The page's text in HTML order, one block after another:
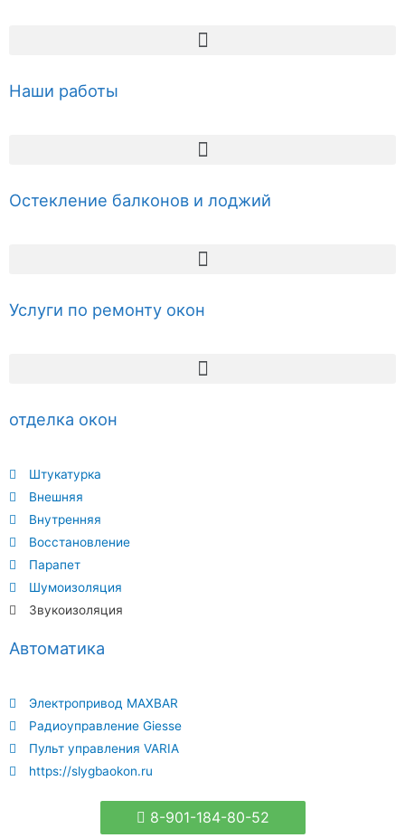
Наши работы
Остекление балконов и лоджий
Услуги по ремонту окон
Автоматика
Электропривод MAXBAR
Радиоуправление Giesse
Пульт управления VARIA
https://slygbaokon.ru
8-901-184-80-52
отделка окон
Штукатурка
Внешняя
Внутренняя
Восстановление
Парапет
Шумоизоляция
Звукоизоляция